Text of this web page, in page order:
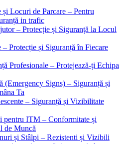
și Locuri de Parcare – Pentru
in trafic
– Protecție și Siguranță la Locul
– Protecție și Siguranță în Fiecare
Profesionale – Protejează-ți Echipa
(Emergency Signs) – Siguranță și
Ta
– Siguranță și Vizibilitate
pentru ITM – Conformitate și
de Muncă
și Stâlpi – Rezistenti și Vizibili